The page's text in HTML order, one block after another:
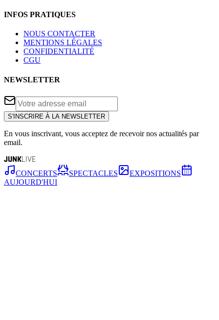
INFOS PRATIQUES
NOUS CONTACTER
MENTIONS LÉGALES
CONFIDENTIALITÉ
CGU
NEWSLETTER
S'INSCRIRE À LA NEWSLETTER
En vous inscrivant, vous acceptez de recevoir nos actualités par
email.
JUNKLIVE
CONCERTS SPECTACLES
EXPOSITIONS
AUJOURD'HUI